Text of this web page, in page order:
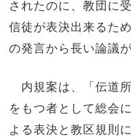
されたのに、教団に
信徒が表決出来るた
の発言から長い論議
内規案は、「伝道
をもつ者として総会
よる表決と教区規則